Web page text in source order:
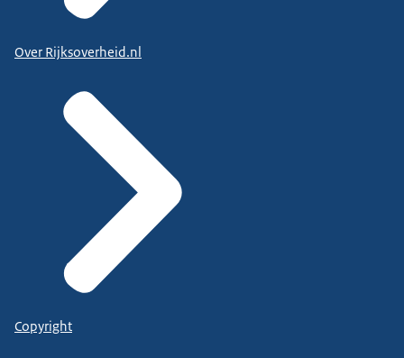
Over Rijksoverheid.nl
Copyright